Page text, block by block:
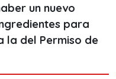
un nuevo
para
la del Permiso de